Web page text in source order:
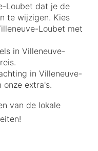
Loubet dat je de
te wijzigen. Kies
Loubet met
in Villeneuve-
in Villeneuve-
onze extra's.
van de lokale